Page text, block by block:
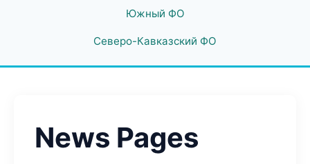
Южный ФО
Северо-Кавказский ФО
News Pages